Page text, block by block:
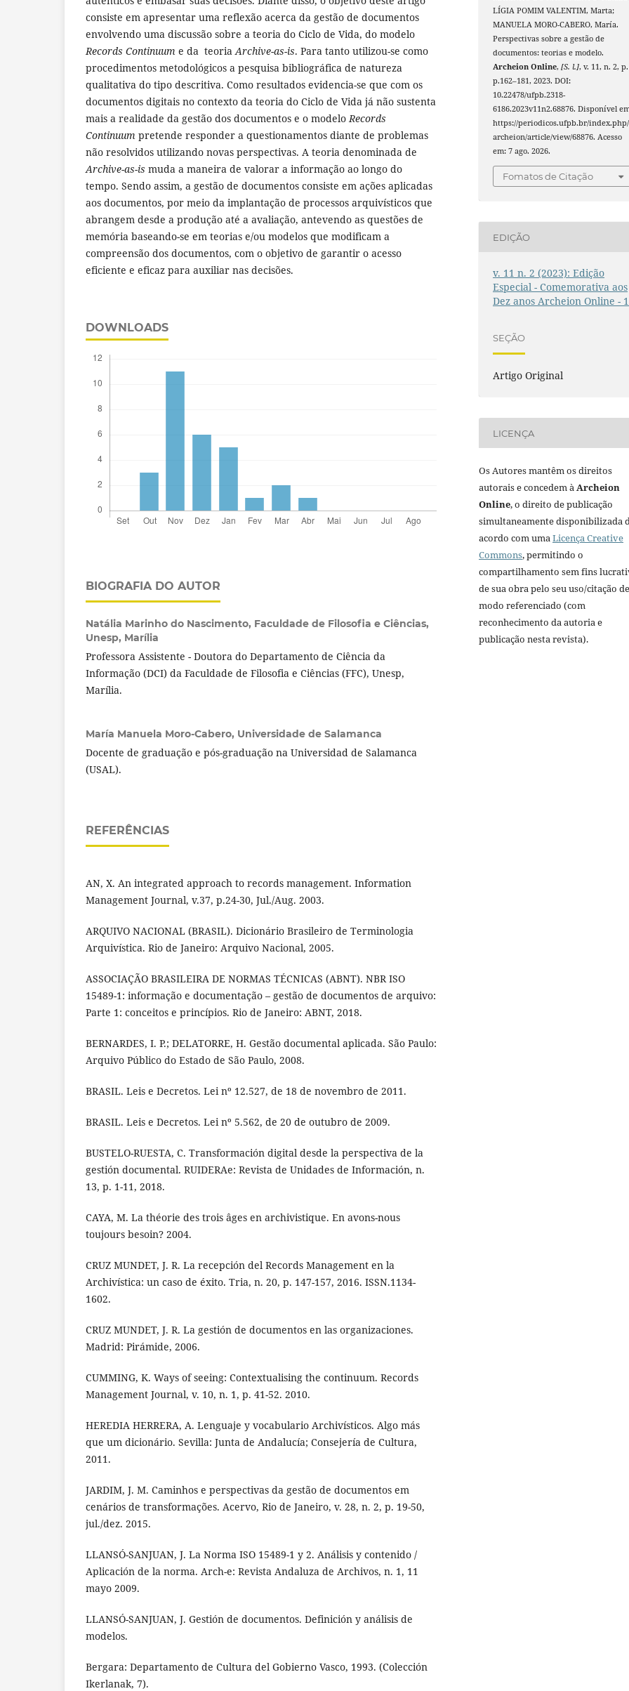
consiste em apresentar uma reflexão acerca da gestão de documentos
envolvendo uma discussão sobre a teoria do Ciclo de Vida, do modelo
Records Continuum e da teoriaArchive-as-is. Para tanto utilizou-se como
procedimentos metodológicos a pesquisa bibliográfica de natureza
qualitativa do tipo descritiva. Como resultados evidencia-se que com os
documentos digitais no contexto da teoria do Ciclo de Vida já não sustenta
mais a realidade da gestão dos documentos e o modeloRecords
Continuum pretende responder a questionamentos diante de problemas
não resolvidos utilizando novas perspectivas. A teoria denominada de
Archive-as-is muda a maneira de valorar a informação ao longo do
tempo. Sendo assim, a gestão de documentos consiste em ações aplicadas
aos documentos, por meio da implantação de processos arquivísticos que
abrangem desde a produção até a avaliação, antevendo as questões de
memória baseando-se em teorias e/ou modelos que modificam a
compreensão dos documentos, com o objetivo de garantir o acesso
eficiente e eficaz para auxiliar nas decisões.
DOWNLOADS
BIOGRAFIA DO AUTOR
Natália Marinho do Nascimento, Faculdade de Filosofia e Ciências,
Unesp, Marília
Professora Assistente - Doutora do Departamento de Ciência da
Informação (DCI) da Faculdade de Filosofia e Ciências (FFC), Unesp,
Marília.
María Manuela Moro-Cabero, Universidade de Salamanca
Docente de graduação e pós-graduação na Universidad de Salamanca
(USAL).
REFERÊNCIAS
AN, X. An integrated approach to records management. Information
Management Journal, v.37, p.24-30, Jul./Aug. 2003.
ARQUIVO NACIONAL (BRASIL). Dicionário Brasileiro de Terminologia
Arquivística. Rio de Janeiro: Arquivo Nacional, 2005.
ASSOCIAÇÃO BRASILEIRA DE NORMAS TÉCNICAS (ABNT). NBR ISO
15489-1: informação e documentação – gestão de documentos de arquivo:
Parte 1: conceitos e princípios. Rio de Janeiro: ABNT, 2018.
BERNARDES, I. P.; DELATORRE, H. Gestão documental aplicada. São Paulo:
Arquivo Público do Estado de São Paulo, 2008.
BRASIL. Leis e Decretos. Lei nº 12.527, de 18 de novembro de 2011.
BRASIL. Leis e Decretos. Lei nº 5.562, de 20 de outubro de 2009.
BUSTELO-RUESTA, C. Transformación digital desde la perspectiva de la
gestión documental. RUIDERAe: Revista de Unidades de Información, n.
13, p. 1-11, 2018.
CAYA, M. La théorie des trois âges en archivistique. En avons-nous
toujours besoin? 2004.
CRUZ MUNDET, J. R. La recepción del Records Management en la
Archivística: un caso de éxito. Tria, n. 20, p. 147-157, 2016. ISSN.1134-
1602.
CRUZ MUNDET, J. R. La gestión de documentos en las organizaciones.
Madrid: Pirámide, 2006.
CUMMING, K. Ways of seeing: Contextualising the continuum. Records
Management Journal, v. 10, n. 1, p. 41-52. 2010.
HEREDIA HERRERA, A. Lenguaje y vocabulario Archivísticos. Algo más
que um dicionário. Sevilla: Junta de Andalucía; Consejería de Cultura,
2011.
JARDIM, J. M. Caminhos e perspectivas da gestão de documentos em
cenários de transformações. Acervo, Rio de Janeiro, v. 28, n. 2, p. 19-50,
jul./dez. 2015.
LLANSÓ-SANJUAN, J. La Norma ISO 15489-1 y 2. Análisis y contenido /
Aplicación de la norma. Arch-e: Revista Andaluza de Archivos, n. 1, 11
mayo 2009.
LLANSÓ-SANJUAN, J. Gestión de documentos. Definición y análisis de
modelos.
Bergara: Departamento de Cultura del Gobierno Vasco, 1993. (Colección
Ikerlanak, 7).
LÍGIA POMIM VALENTIM, Marta;
MANUELA MORO-CABERO, María.
Perspectivas sobre a gestão de
documentos: teorias e modelo.
Archeion Online,[S. l.], v. 11, n. 2, p.
p.162–181, 2023. DOI:
10.22478/ufpb.2318-
6186.2023v11n2.68876. Disponível
https://periodicos.ufpb.br/index.php/
archeion/article/view/68876. Acesso
em: 7 ago. 2026.
Fomatos de Citação
EDIÇÃO
v. 11 n. 2 (2023): Edição
Especial - Comemorativa aos
Dez anos Archeion Online - 1
SEÇÃO
Artigo Original
LICENÇA
Os Autores mantêm os direitos
autorais e concedem àArcheion
Online, o direito de publicação
simultaneamente disponibilizada
acordo com umaLicença Creative
Commons, permitindo o
compartilhamento sem fins
de sua obra pelo seu uso/citação de
modo referenciado (com
reconhecimento da autoria e
publicação nesta revista).